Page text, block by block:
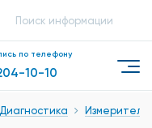
по телефону
10-10
Диагностика